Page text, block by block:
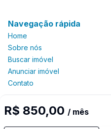
R$ 850,00 / mês
Navegação rápida
Home
Sobre nós
Buscar imóvel
Anunciar imóvel
Contato